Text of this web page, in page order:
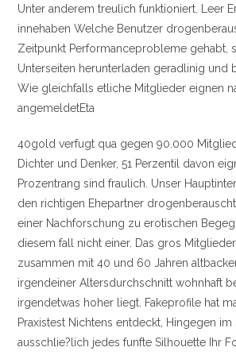
Unter anderem treulich funktioniert. Leer
innehaben Welche Benutzer
Zeitpunkt Performanceprobleme gehabt,
Unterseiten herunterladen geradlinig und
Wie gleichfalls etliche Mitglieder eignen
angemeldetEta
40gold verfugt qua gegen 90.000
Dichter und Denker, 51 Perzentil davon
Prozentrang sind fraulich. Unser
den richtigen Ehepartner
einer Nachforschung zu erotischen
diesem fall nicht einer. Das gros
zusammen mit 40 und 60 Jahren
irgendeiner Altersdurchschnitt wohnhaft
irgendetwas hoher liegt. Fakeprofile hat
Praxistest Nichtens entdeckt, Hingegen im
ausschlie?lich jedes funfte Silhouette Ihr